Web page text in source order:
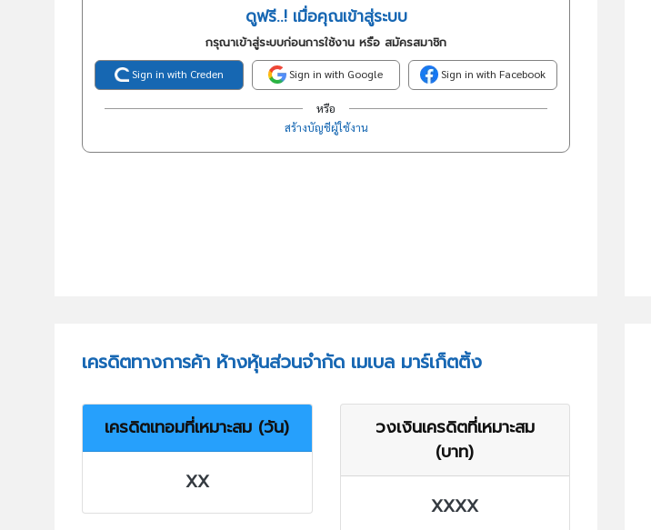
ดูฟรี..! เมื่อคุณเข้าสู่ระบบ
กรุณาเข้าสู่ระบบก่อนการใช้งาน หรือ สมัครสมาชิก
Sign in with Creden Sign in with Google Sign in with Facebook
หรือ
สร้างบัญชีผู้ใช้งาน
เครดิตทางการค้า ห้างหุ้นส่วนจำกัด เมเบล มาร์เก็ตติ้ง
เครดิตเทอมที่เหมาะสม (วัน)
XX
วงเงินเครดิตที่เหมาะสม
(บาท)
XXXX